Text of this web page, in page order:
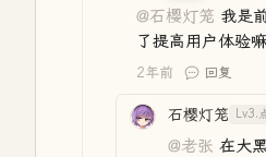
@石樱灯笼 我是
了提高用户体验嘛
2年前 回复
石樱灯笼 Lv3.
@老张 在大